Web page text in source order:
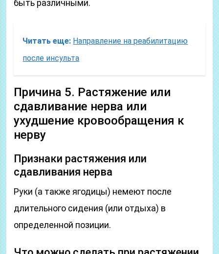
быть различными.
Читать еще: Направление на реабилитацию
после инсульта
Причина 5. Растяжение или
сдавливание нерва или
ухудшение кровообращения к
нерву
Признаки растяжения или
сдавливания нерва
Руки (а также ягодицы) немеют после
длительного сидения (или отдыха) в
определенной позиции.